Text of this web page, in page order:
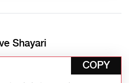
Shayari
COPY